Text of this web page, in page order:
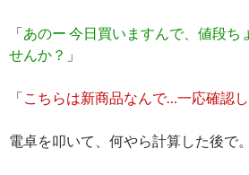
「あのー 今日買いますんで、値段ち
せんか？ 」
「こちらは新商品なんで…一応確認し
電卓を叩いて、何やら計算した後で。